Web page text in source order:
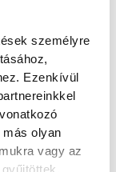
személyre
Ezenkívül
olyan
vagy az
–